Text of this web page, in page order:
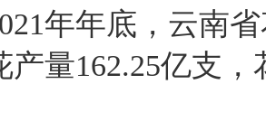
年年底，云南
产量162.25亿支